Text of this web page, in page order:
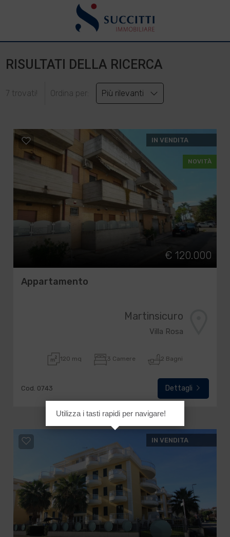
RISULTATI DELLA RICERCA
7 trovati! Ordina per: Più rilevanti
IN VENDITA
NOVITÀ
€ 120.000
Appartamento
Martinsicuro
Villa Rosa
120 mq 3 Camere 2 Bagni
Cod. 0743 Dettagli
IN VENDITA
Utilizza i tasti rapidi per navigare!